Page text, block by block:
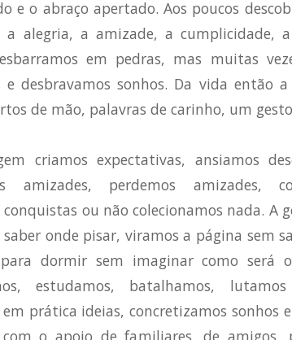
e o abraço apertado. Aos poucos
alegria, a amizade, a cumplicidade,
em pedras, mas muitas
e desbravamos sonhos. Da vida então
de mão, palavras de carinho, um
criamos expectativas, ansiamos
amizades, perdemos amizades,
conquistas ou não colecionamos nada. A
saber onde pisar, viramos a página sem
dormir sem imaginar como será
estudamos, batalhamos,
prática ideias, concretizamos sonhos